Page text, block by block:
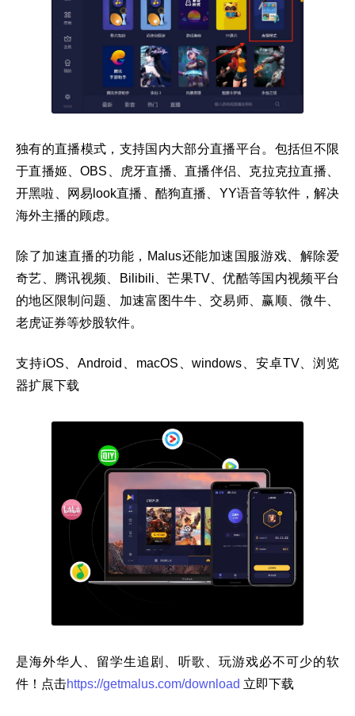
独有的直播模式，支持国内大部分直播平台。包括但不限
于直播姬、OBS、虎牙直播、直播伴侣、克拉克拉直播、
开黑啦、网易look直播、酷狗直播、YY语音等软件，解决
海外主播的顾虑。
除了加速直播的功能，Malus还能加速国服游戏、解除爱
奇艺、腾讯视频、Bilibili、芒果TV、优酷等国内视频平台
的地区限制问题、加速富图牛牛、交易师、赢顺、微牛、
老虎证券等炒股软件。
支持iOS、Android、macOS、windows、安卓TV、浏览
器扩展下载
是海外华人、留学生追剧、听歌、玩游戏必不可少的软
件！点击https://getmalus.com/download 立即下载